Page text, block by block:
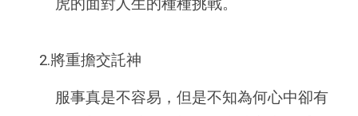
虎的面對人生的種種挑戰。
2.將重擔交託神
服事真是不容易，但是不知為何心中卻有